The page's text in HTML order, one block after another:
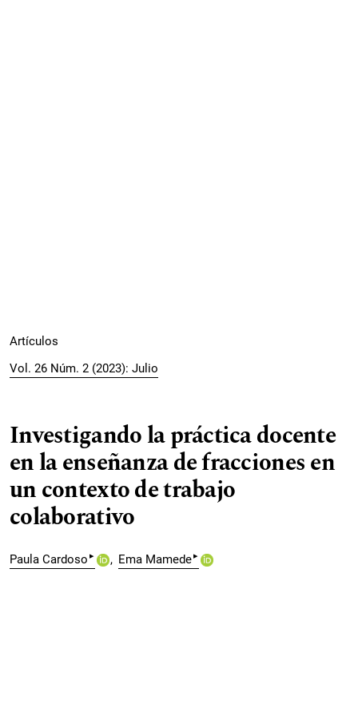
Artículos
Vol. 26 Núm. 2 (2023): Julio
Investigando la práctica docente
en la enseñanza de fracciones en
un contexto de trabajo
colaborativo
Paula Cardoso ▸ Ema Mamede▸